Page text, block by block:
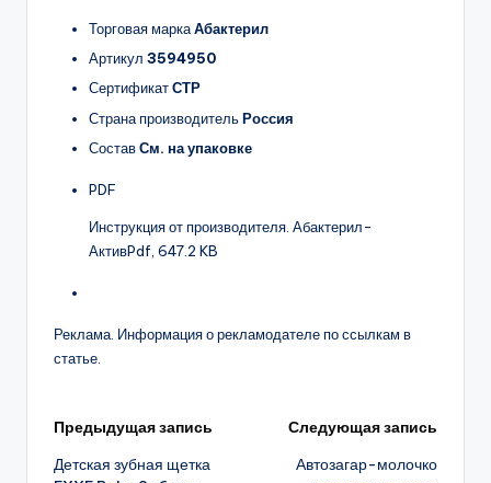
Торговая маркаАбактерил
Артикул 3594950
СертификатСТР
Страна производительРоссия
СоставСм. на упаковке
PDF
Инструкция от производителя. Абактерил-
АктивPdf, 647.2 KB
Реклама. Информация о рекламодателе по ссылкам в
статье.
Навигация
Предыдущая запись
Детская зубная щетка
Следующая запись
Автозагар-молочко